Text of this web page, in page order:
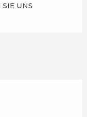
SIE UNS